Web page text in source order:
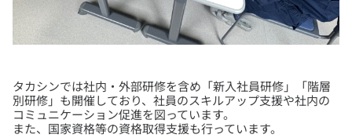
タカシンでは社内・外部研修を含め「新入社員研修」「階層
別研修」も開催しており、社員のスキルアップ支援や社内の
コミュニケーション促進を図っています。
また、国家資格等の資格取得支援も行っています。